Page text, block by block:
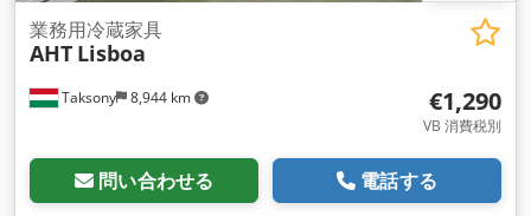
Taksony 8,944 km
業務用冷蔵家具
AHT Lisboa
€1,290
VB 消費税別
問い合わせる 電話する